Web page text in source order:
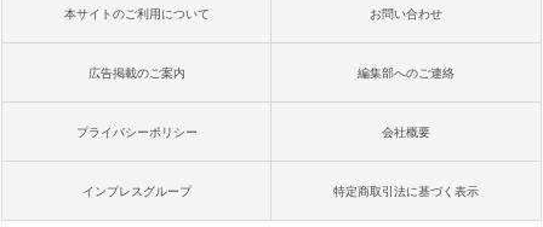
本サイトのご利用について お問い合わせ
広告掲載のご案内 編集部へのご連絡
プライバシーポリシー 会社概要
インプレスグループ 特定商取引法に基づく表示